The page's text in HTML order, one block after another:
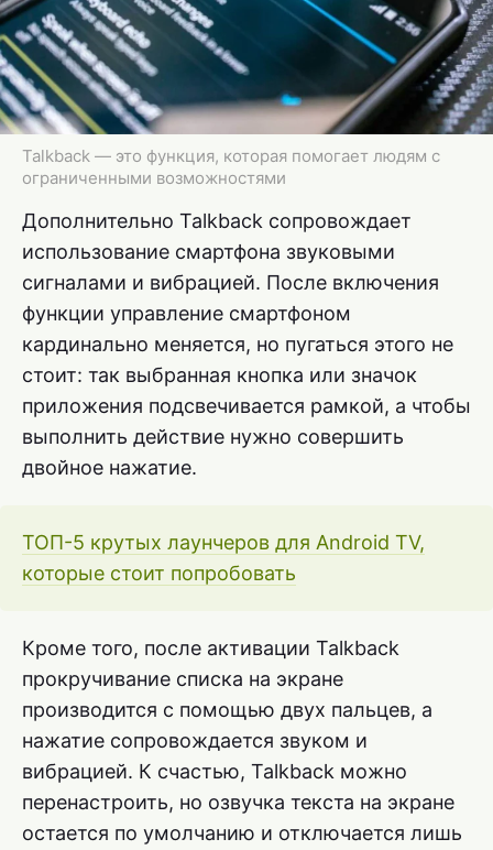
Talkback — это функция, которая помогает людям с
ограниченными возможностями
Дополнительно Talkback сопровождает
использование смартфона звуковыми
сигналами и вибрацией. После включения
функции управление смартфоном
кардинально меняется, но пугаться этого не
стоит: так выбранная кнопка или значок
приложения подсвечивается рамкой, а чтобы
выполнить действие нужно совершить
двойное нажатие.
ТОП-5 крутых лаунчеров для Android TV,
которые стоит попробовать
Кроме того, после активации Talkback
прокручивание списка на экране
производится с помощью двух пальцев, а
нажатие сопровождается звуком и
вибрацией. К счастью, Talkback можно
перенастроить, но озвучка текста на экране
остается по умолчанию и отключается лишь